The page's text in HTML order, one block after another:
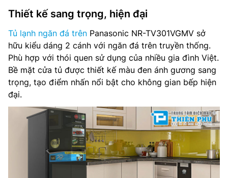
Thiết kế sang trọng, hiện đại
Tủ lạnh ngăn đá trên Panasonic NR-TV301VGMV sở
hữu kiểu dáng 2 cánh với ngăn đá trên truyền thống.
Phù hợp với thói quen sử dụng của nhiều gia đình Việt.
Bề mặt cửa tủ được thiết kế màu đen ánh gương sang
trọng, tạo điểm nhấn nổi bật cho không gian bếp hiện
đại.